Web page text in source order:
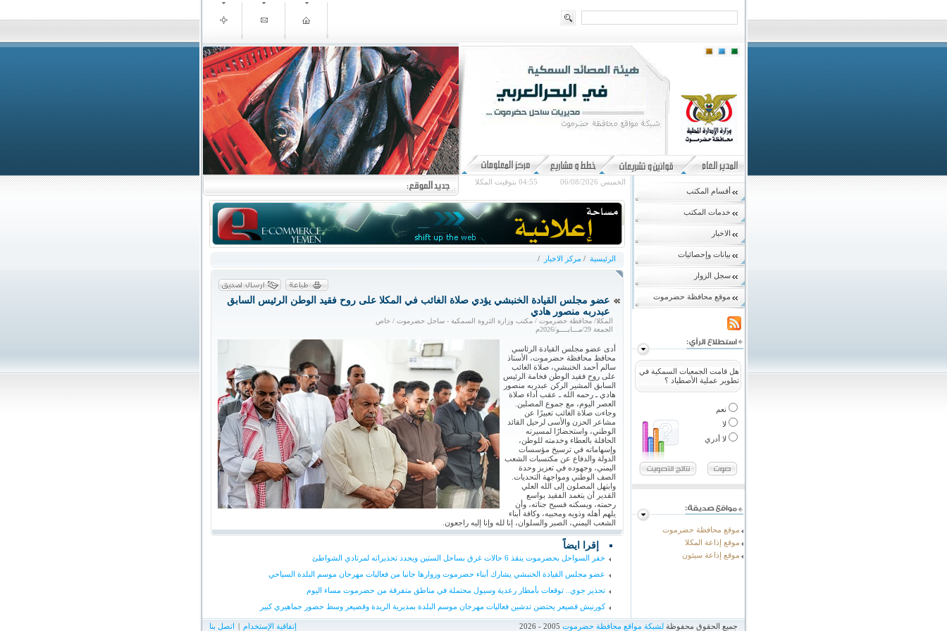
الخميس 06/08/2026 04:55 بتوقيت المكلا
أقسام المكتب
خدمات المكتب
الاخبار
بيانات وإحصائيات
سجل الزوار
موقع محافظة حضرموت
هل قامت الجمعيات السمكية في
تطوير عملية الأصطياد ؟
نعم
لا
لا أدري
موقع محافظة حضرموت
موقع إذاعة المكلا
موقع إذاعة سيئون
الرئيسية / مركز الاخبار /
عضو مجلس القيادة الخنبشي يؤدي صلاة الغائب في المكلا على روح فقيد الوطن الرئيس السابق
عبدربه منصور هادي
المكلا/ محافظة حضرموت / مكتب وزارة الثروة السمكية - ساحل حضرموت / خاص
الجمعة 29/مـــايــــو/2026م
أدى عضو مجلس القيادة الرئاسي
محافظ محافظة حضرموت، الأستاذ
سالم أحمد الخنبشي، صلاة الغائب
على روح فقيد الوطن فخامة الرئيس
السابق المشير الركن عبدربه منصور
هادي ـ رحمه الله ـ عقب أداء صلاة
العصر اليوم، مع جموع المصلين.
وجاءت صلاة الغائب تعبيرًا عن
مشاعر الحزن والأسى لرحيل القائد
الوطني، واستحضارًا لمسيرته
الحافلة بالعطاء وخدمته للوطن،
وإسهاماته في ترسيخ مؤسسات
الدولة والدفاع عن مكتسبات الشعب
اليمني، وجهوده في تعزيز وحدة
الصف الوطني ومواجهة التحديات.
وابتهل المصلون إلى الله العلي
القدير أن يتغمد الفقيد بواسع
رحمته، ويسكنه فسيح جناته، وأن
يلهم أهله وذويه ومحبيه، وكافة أبناء
الشعب اليمني، الصبر والسلوان، إنا لله وإنا إليه راجعون.
إقرا ايضاً
خفر السواحل بحضرموت ينقذ 6 حالات غرق بساحل الستين ويجدد تحذيراته لمرتادي الشواطئ
عضو مجلس القيادة الخنبشي يشارك أبناء حضرموت وزوارها جانبا من فعاليات مهرجان موسم البلدة السياحي
تحذير جوي.. توقعات بأمطار رعدية وسيول محتملة في مناطق متفرقة من حضرموت مساء اليوم
كورنيش قصيعر يحتضن تدشين فعاليات مهرجان موسم البلدة بمديرية الريدة وقصيعر وسط حضور جماهيري كبير
جميع الحقوق محفوظة لشبكة مواقع محافظة حضرموت اتصل بنا | إتفاقية الإستخدام